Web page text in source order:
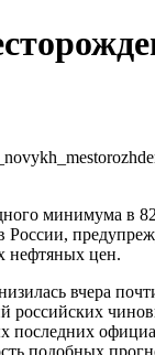
минимума в
России,
нефтяных цен.
вчера
российских
последних
подобных